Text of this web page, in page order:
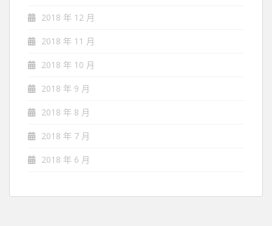
2018 年 12 月
2018 年 11 月
2018 年 10 月
2018 年 9 月
2018 年 8 月
2018 年 7 月
2018 年 6 月